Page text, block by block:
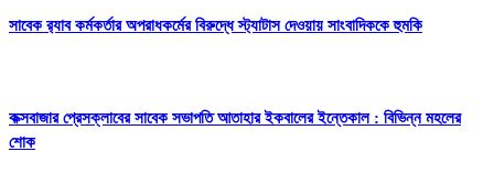
সাবেক র‍্যাব কর্মকর্তার অপরাধকর্মের বিরুদ্ধে স্ট্যাটাস দেওয়ায় সাংবাদিককে হুমকি
কক্সবাজার প্রেসক্লাবের সাবেক সভাপতি আতাহার ইকবালের ইন্তেকাল : বিভিন্ন মহলের
শোক